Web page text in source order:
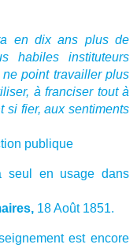
en dix ans plus de
habiles instituteurs
point travailler plus
à franciser tout à
si fier, aux sentiments
publique
en usage dans
18 Août 1851.
est encore